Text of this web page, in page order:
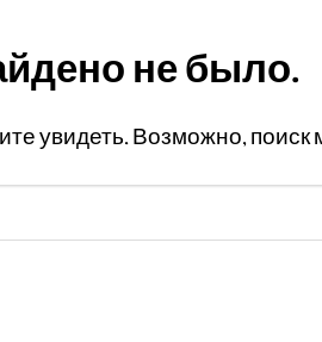
не было.
увидеть. Возможно,